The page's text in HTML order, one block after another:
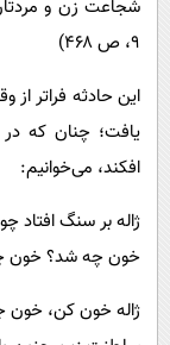
شجاعت زن و
۹، ص ۴۶۸)
این حادثه فراتر از
یافت؛ چنان که در
افکند، می‌خوانیم:
ژاله بر سنگ افتاد
خون چه شد؟ خون
ژاله خون کن، خون